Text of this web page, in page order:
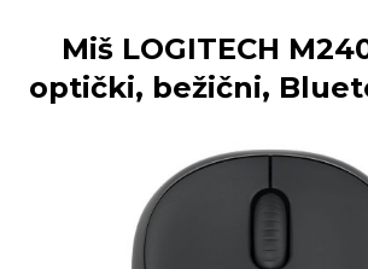
Miš LOGITECH
optički, bežični,